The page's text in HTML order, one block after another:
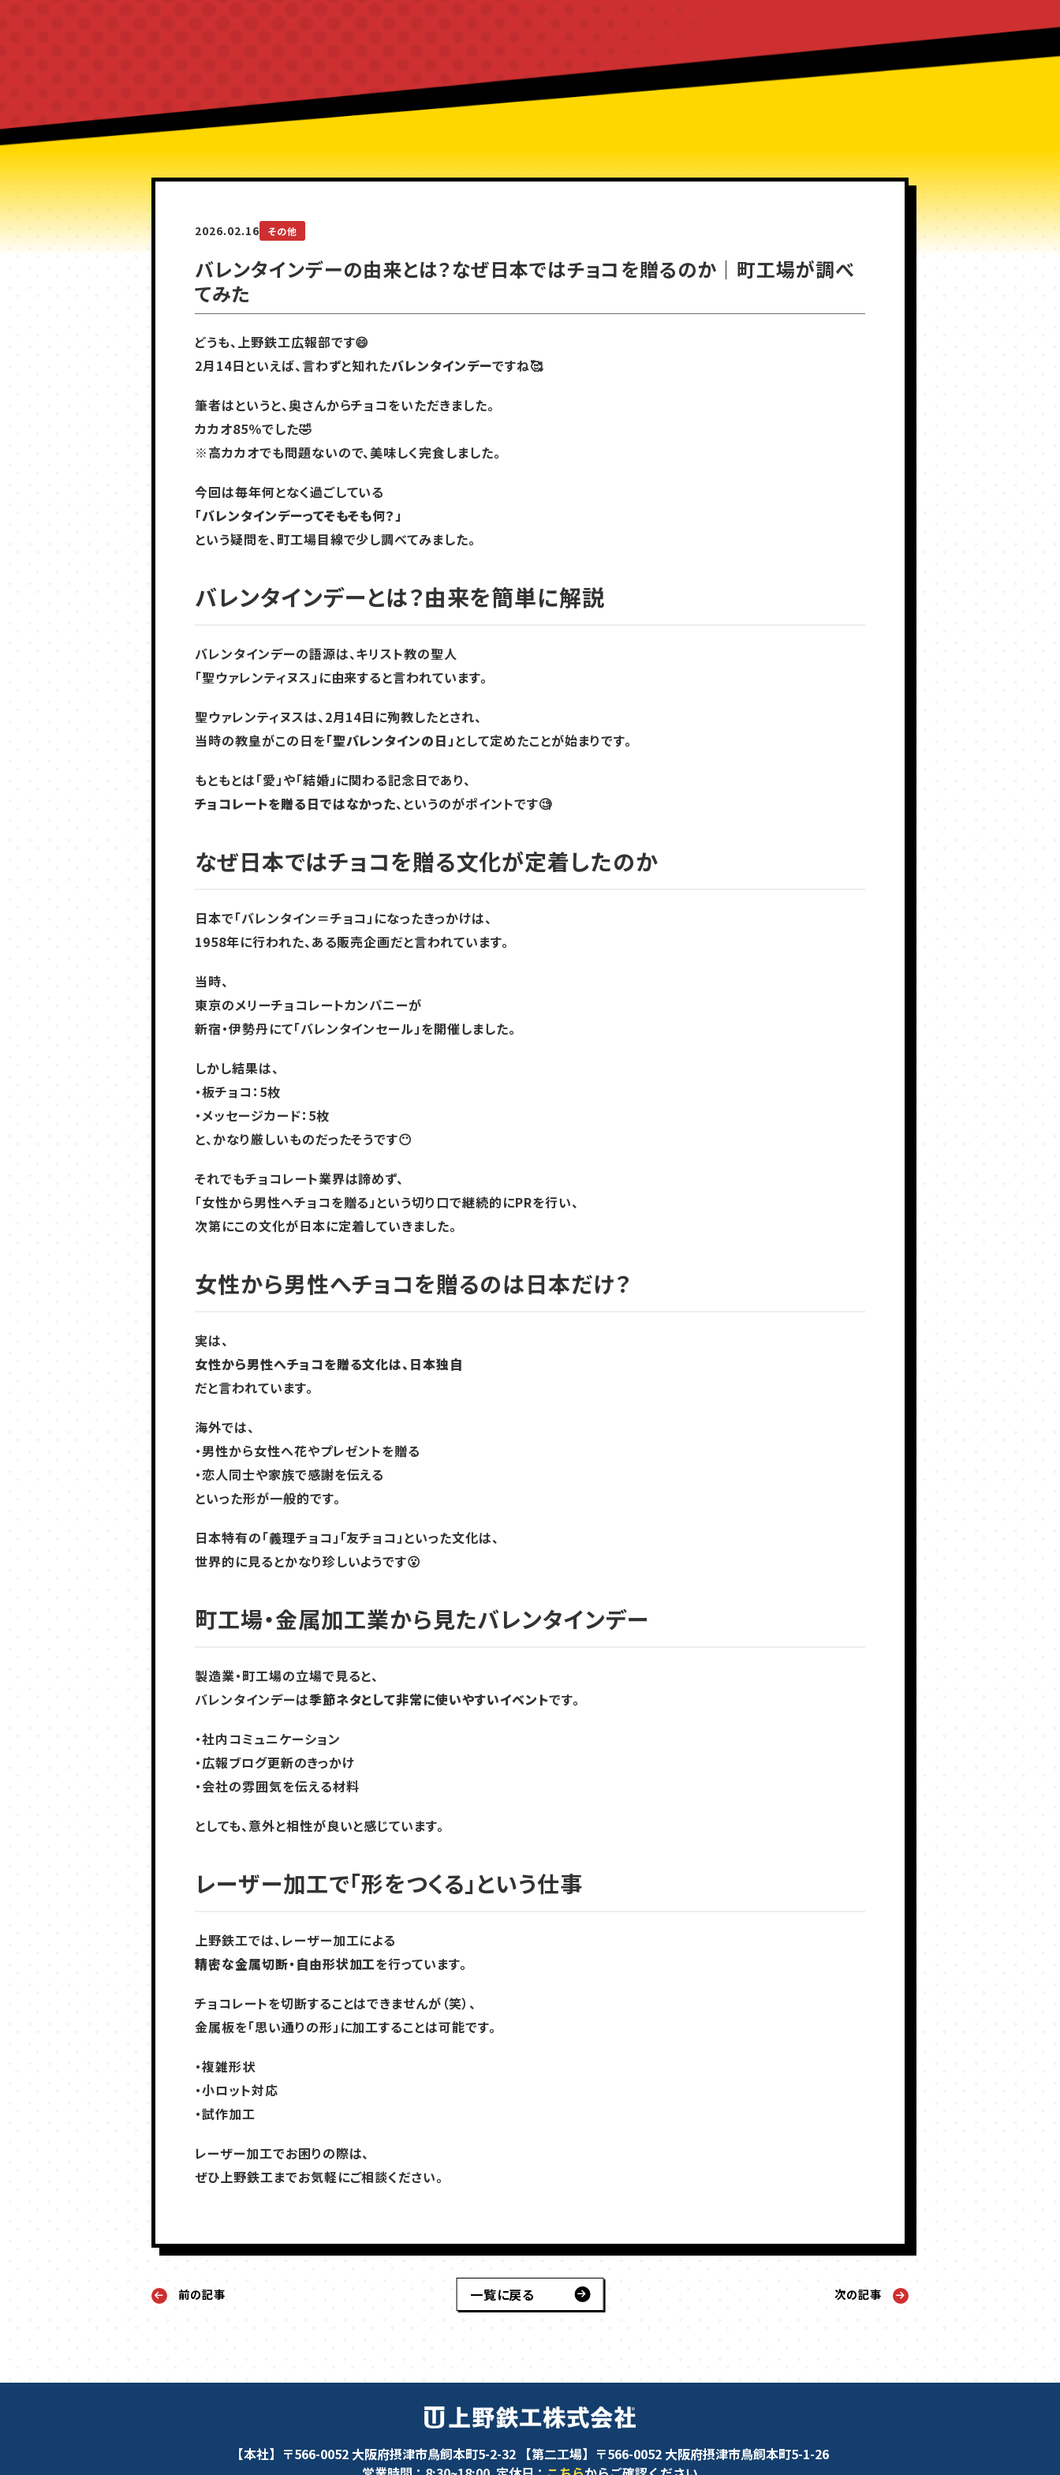
2026.02.16 その他
バレンタインデーの由来とは？なぜ日本ではチョコを贈るのか｜町工場が調べ
てみた
どうも、上野鉄工広報部です😄
2月14日といえば、言わずと知れたバレンタインデーですね🥰
筆者はというと、奥さんからチョコをいただきました。
カカオ85％でした🤣
※高カカオでも問題ないので、美味しく完食しました。
今回は毎年何となく過ごしている
「バレンタインデーってそもそも何？」
という疑問を、町工場目線で少し調べてみました。
バレンタインデーとは？由来を簡単に解説
バレンタインデーの語源は、キリスト教の聖人
「聖ウァレンティヌス」に由来すると言われています。
聖ウァレンティヌスは、2月14日に殉教したとされ、
当時の教皇がこの日を「聖バレンタインの日」 として定めたことが始まりです。
もともとは「愛」や「結婚」に関わる記念日であり、
チョコレートを贈る日ではなかった、というのがポイントです🧐
なぜ日本ではチョコを贈る文化が定着したのか
日本で「バレンタイン＝チョコ」になったきっかけは、
1958年に行われた、ある販売企画だと言われています。
当時、
東京のメリーチョコレートカンパニーが
新宿・伊勢丹にて「バレンタインセール」を開催しました。
しかし結果は、
・板チョコ：5枚
・メッセージカード：5枚
と、かなり厳しいものだったそうです😶
それでもチョコレート業界は諦めず、
「女性から男性へチョコを贈る」という切り口で継続的にPRを行い、
次第にこの文化が日本に定着していきました。
女性から男性へチョコを贈るのは日本だけ？
実は、
女性から男性へチョコを贈る文化は、日本独自
だと言われています。
海外では、
・男性から女性へ花やプレゼントを贈る
・恋人同士や家族で感謝を伝える
といった形が一般的です。
日本特有の「義理チョコ」「友チョコ」といった文化は、
世界的に見るとかなり珍しいようです😮
町工場・金属加工業から見たバレンタインデー
製造業・町工場の立場で見ると、
バレンタインデーは季節ネタとして非常に使いやすいイベントです。
・社内コミュニケーション
・広報ブログ更新のきっかけ
・会社の雰囲気を伝える材料
としても、意外と相性が良いと感じています。
レーザー加工で「形をつくる」という仕事
上野鉄工では、レーザー加工による
精密な金属切断・自由形状加工を行っています。
チョコレートを切断することはできませんが（笑）、
金属板を「思い通りの形」に加工することは可能です。
・複雑形状
・小ロット対応
・試作加工
レーザー加工でお困りの際は、
ぜひ上野鉄工までお気軽にご相談ください。
前の記事 次の記事
一覧に戻る
【本社】〒566-0052大阪府摂津市鳥飼本町5-2-32 【第二工場】〒566-0052大阪府摂津市鳥飼本町5-1-26